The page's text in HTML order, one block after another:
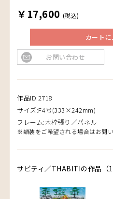
￥17,600 (税込)
カート
お問い合わせ
作品ID:2718
サイズ:F4号(333×242mm)
フレーム:木枠張り／パネル
※額装をご希望される場合はお問い
サビティ／THABITIの作品（